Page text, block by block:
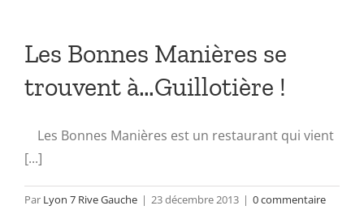
Les Bonnes Manières se
trouvent à…Guillotière !
Les Bonnes Manières est un restaurant qui vient
[...]
Par Lyon 7 Rive Gauche | 23 décembre 2013 | 0 commentaire